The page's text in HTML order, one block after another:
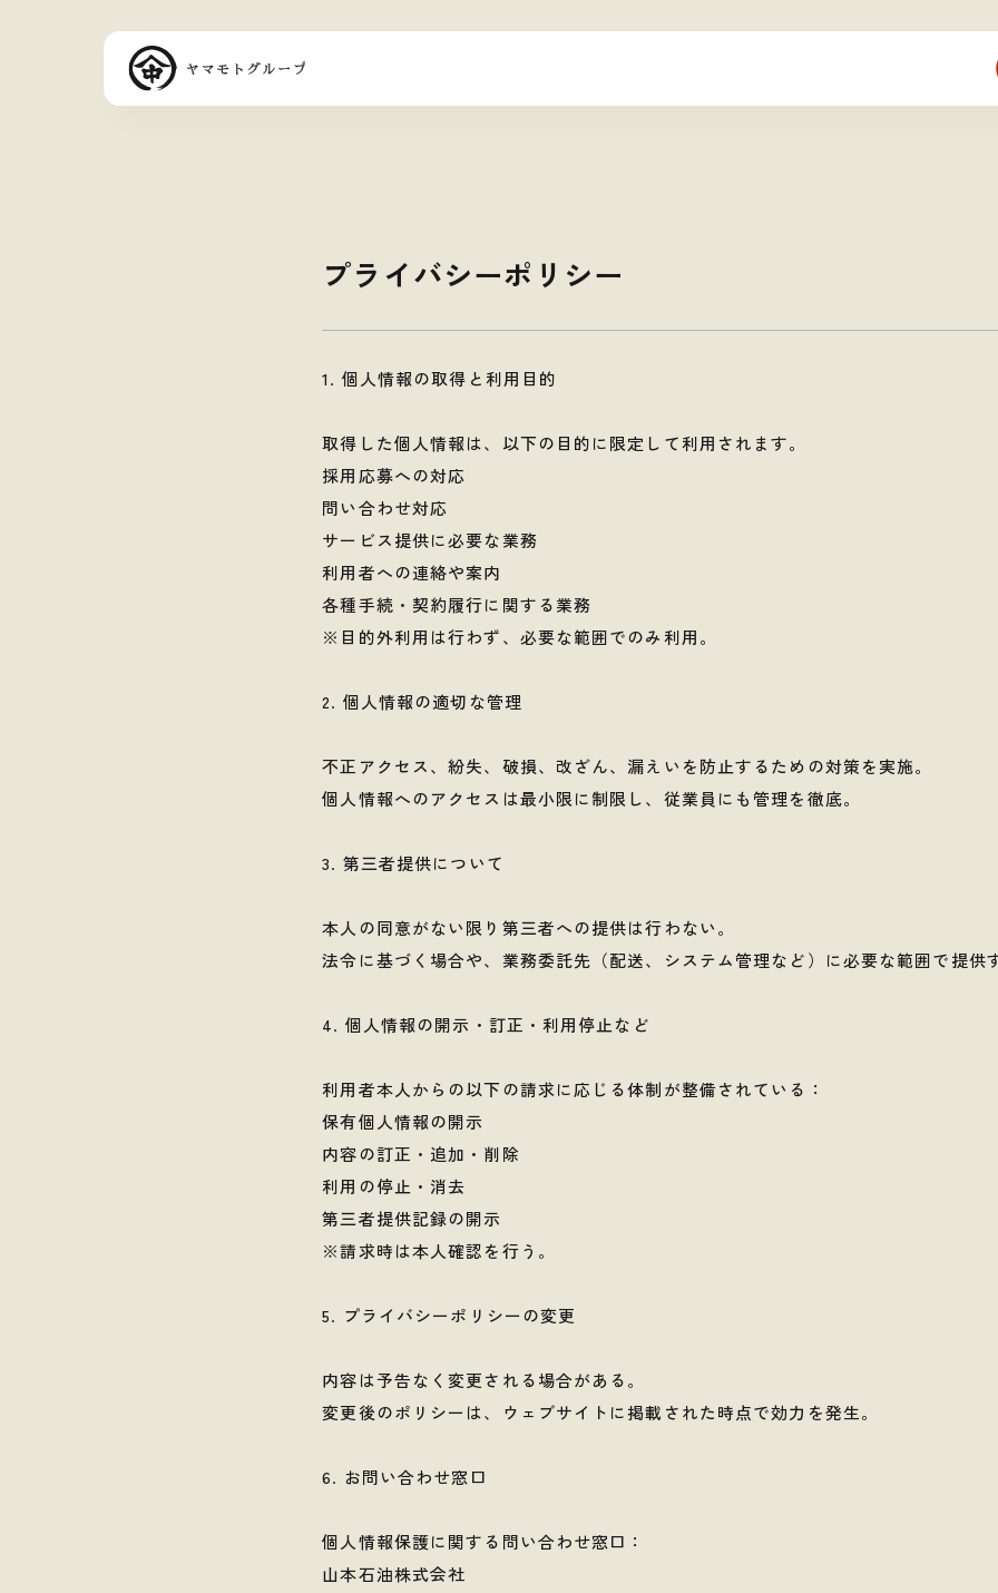
プライバシーポリシー
1. 個人情報の取得と利用目的
取得した個人情報は、以下の目的に限定して利用されます。
採用応募への対応
問い合わせ対応
サービス提供に必要な業務
利用者への連絡や案内
各種手続・契約履行に関する業務
※目的外利用は行わず、必要な範囲でのみ利用。
2. 個人情報の適切な管理
不正アクセス、紛失、破損、改ざん、漏えいを防止するための対策を実施。
個人情報へのアクセスは最小限に制限し、従業員にも管理を徹底。
3. 第三者提供について
本人の同意がない限り第三者への提供は行わない。
法令に基づく場合や、業務委託先（配送、システム管理など）に必要な範囲で提供
4. 個人情報の開示・訂正・利用停止など
利用者本人からの以下の請求に応じる体制が整備されている：
保有個人情報の開示
内容の訂正・追加・削除
利用の停止・消去
第三者提供記録の開示
※請求時は本人確認を行う。
5. プライバシーポリシーの変更
内容は予告なく変更される場合がある。
変更後のポリシーは、ウェブサイトに掲載された時点で効力を発生。
6. お問い合わせ窓口
個人情報保護に関する問い合わせ窓口：
山本石油株式会社